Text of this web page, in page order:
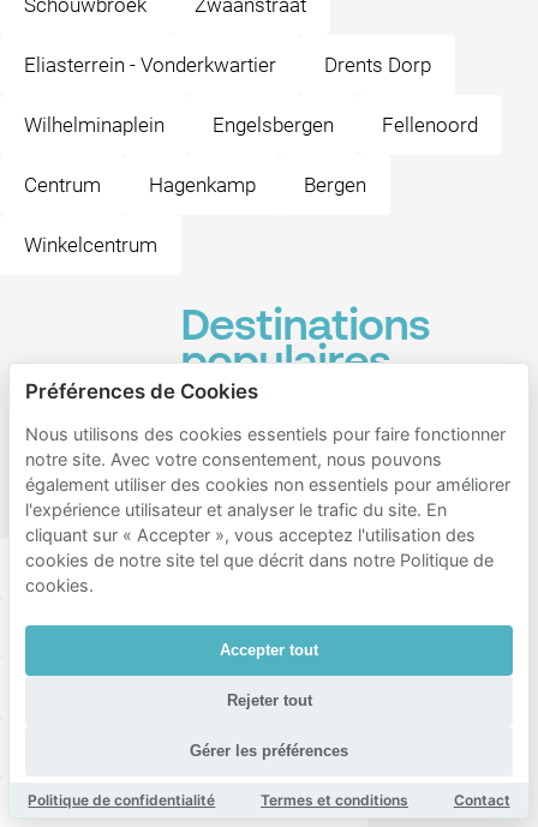
Schouwbroek Zwaanstraat
Eliasterrein - Vonderkwartier Drents Dorp
Wilhelminaplein Engelsbergen Fellenoord
Centrum Hagenkamp Bergen
Winkelcentrum
Destinations
populaires
à
proximité
de De
Ontdekfabriek
Ketelhuisplein Blue Collar Hotel
Klokgebouw Cultuurhallen Enversed VR Center
Philips Stadion
Woenselse Markt
Holiday Inn Eindhoven, an IHG Hotel
Préférences de Cookies
Nous utilisons des cookies essentiels pour faire fonctionner
notre site. Avec votre consentement, nous pouvons
également utiliser des cookies non essentiels pour améliorer
l'expérience utilisateur et analyser le trafic du site. En
cliquant sur « Accepter », vous acceptez l'utilisation des
cookies de notre site tel que décrit dans notre Politique de
cookies.
Accepter tout
Rejeter tout
Gérer les préférences
Politique de confidentialité Termes et conditions Contact